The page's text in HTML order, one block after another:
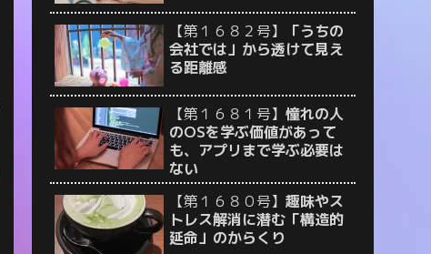
【第１６８２号】
「うちの
会社では」から透けて見え
る距離感
【第１６８１号】 憧れの人
のOSを学ぶ価値があって
も、アプリまで学ぶ必要は
ない
【第１６８０号】 趣味やス
トレス解消に潜む「構造的
延命」のからくり